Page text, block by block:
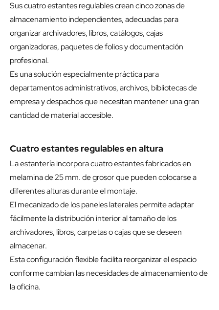
Sus cuatro estantes regulables crean cinco zonas de
almacenamiento independientes, adecuadas para
organizar archivadores, libros, catálogos, cajas
organizadoras, paquetes de folios y documentación
profesional.
Es una solución especialmente práctica para
departamentos administrativos, archivos, bibliotecas de
empresa y despachos que necesitan mantener una gran
cantidad de material accesible.
Cuatro estantes regulables en altura
La estantería incorpora cuatro estantes fabricados en
melamina de 25 mm. de grosor que pueden colocarse a
diferentes alturas durante el montaje.
El mecanizado de los paneles laterales permite adaptar
fácilmente la distribución interior al tamaño de los
archivadores, libros, carpetas o cajas que se deseen
almacenar.
Esta configuración flexible facilita reorganizar el espacio
conforme cambian las necesidades de almacenamiento de
la oficina.